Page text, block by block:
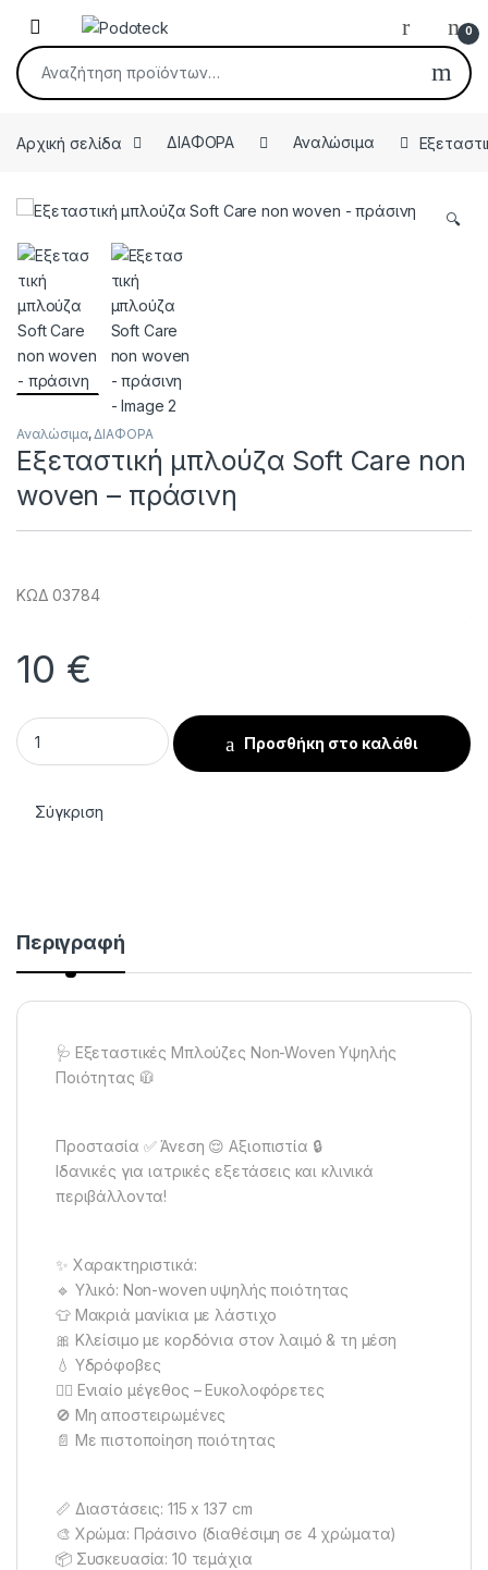
Skip to navigation
Skip to content
Open 0
Αναζήτηση για:
Αρχική σελίδα ΔΙΑΦΟΡΑ Αναλώσιμα
🔍
Αναλώσιμα, ΔΙΑΦΟΡΑ
Εξεταστική μπλούζα Soft Care non
woven – πράσινη
ΚΩΔ 03784
10 €
Εξεταστική μπλούζα Soft Care non woven - πράσινη quantity
Προσθήκη στο καλάθι
Σύγκριση
Περιγραφή
🩺 Εξεταστικές Μπλούζες Non-Woven Υψηλής
Ποιότητας 🧥
Προστασία ✅ Άνεση 😌 Αξιοπιστία 🔒
Ιδανικές για ιατρικές εξετάσεις και κλινικά
περιβάλλοντα!
✨ Χαρακτηριστικά:
🔹 Υλικό: Non-woven υψηλής ποιότητας
👕 Μακριά μανίκια με λάστιχο
🎀 Κλείσιμο με κορδόνια στον λαιμό & τη μέση
💧 Υδρόφοβες
🧑‍⚕️ Ενιαίο μέγεθος – Ευκολοφόρετες
🚫 Μη αποστειρωμένες
📄 Με πιστοποίηση ποιότητας
📏 Διαστάσεις: 115 x 137 cm
🎨 Χρώμα: Πράσινο (διαθέσιμη σε 4 χρώματα)
📦 Συσκευασία: 10 τεμάχια